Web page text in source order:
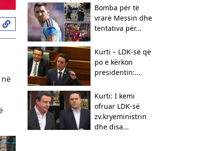
Bomba për të
vrarë Messin dhe
tentativa për...
Kurti – LDK-së që
po e kërkon
presidentin:...
Kurti: I kemi
ofruar LDK-së
zv.kryeministrin
dhe disa...